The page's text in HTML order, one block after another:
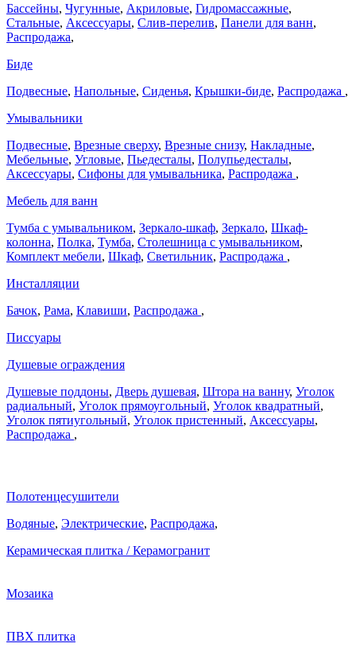
Бассейны, Чугунные, Акриловые, Гидромассажные,
Стальные, Аксессуары, Слив-перелив, Панели для ванн,
Распродажа,
Биде
Подвесные, Напольные, Сиденья, Крышки-биде, Распродажа ,
Умывальники
Подвесные, Врезные сверху, Врезные снизу, Накладные,
Мебельные, Угловые, Пьедесталы, Полупьедесталы,
Аксессуары, Сифоны для умывальника, Распродажа ,
Мебель для ванн
Тумба с умывальником, Зеркало-шкаф, Зеркало, Шкаф-
колонна, Полка, Тумба, Столешница с умывальником,
Комплект мебели, Шкаф, Светильник, Распродажа ,
Инсталляции
Бачок, Рама, Клавиши, Распродажа ,
Писсуары
Душевые ограждения
Душевые поддоны, Дверь душевая, Штора на ванну, Уголок
радиальный, Уголок прямоугольный, Уголок квадратный,
Уголок пятиугольный, Уголок пристенный, Аксессуары,
Распродажа ,
Полотенцесушители
Водяные, Электрические, Распродажа,
Керамическая плитка / Керамогранит
Мозаика
ПВХ плитка